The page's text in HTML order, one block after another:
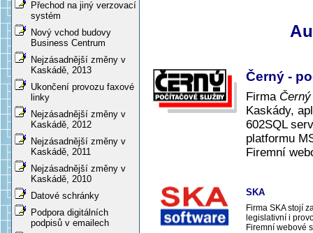
Přechod na jiný verzovací
systém
Nový vchod budovy
Business Centrum
Nejzásadnější změny v
Kaskádě, 2013
Ukončení provozu faxové
linky
Nejzásadnější změny v
Kaskádě, 2012
Nejzásadnější změny v
Kaskádě, 2011
Nejzásadnější změny v
Kaskádě, 2010
Datové schránky
Podpora digitálních
podpisů v emailech
Černý -
Firma
Kaskády,
602SQL
platformu
Firemní
SKA
Firma SKA stojí
legislativní i
Firemní webové